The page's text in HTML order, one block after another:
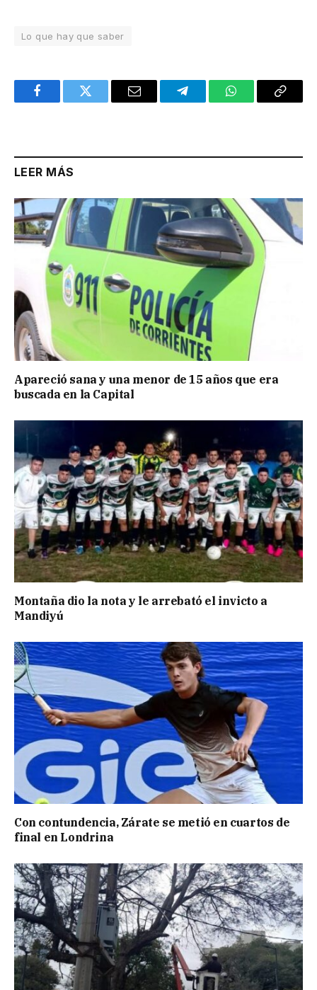
Lo que hay que saber
FacebookTwitter Email TelegramWhatsAppCopy
LEER MÁS
Apareció sana y una menor de 15 años que era
buscada en la Capital
Montaña dio la nota y le arrebató el invicto a
Mandiyú
Con contundencia, Zárate se metió en cuartos de
final en Londrina